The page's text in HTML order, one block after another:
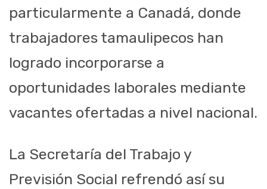
particularmente a Canadá, donde
trabajadores tamaulipecos han
logrado incorporarse a
oportunidades laborales mediante
vacantes ofertadas a nivel nacional.
La Secretaría del Trabajo y
Previsión Social refrendó así su